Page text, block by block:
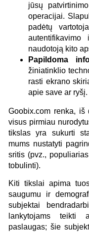
jūsų
operacijai.
padėtų
naudotoją kito
Papildoma
žiniatinklio
rasti ekrano
apie save ar ryšį.
Goobix.com renka,
visus pirmiau
tikslas yra sukurti
mums nustatyti
sritis (pvz.,
tobulinti).
Kiti tikslai apima
saugumu ir
subjektai
lankytojams teikti
paslaugas; šie